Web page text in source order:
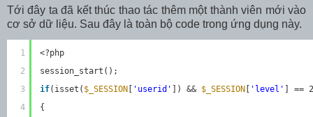
Tới đây ta đã kết thúc thao tác thêm một thành viên mới vào
cơ sở dữ liệu. Sau đây là toàn bộ code trong ứng dụng này.
1
2
3
4
<?php
session_start();
if(isset( $_SESSION 'userid' ]) && $_SESSION 'level'
] ==
{